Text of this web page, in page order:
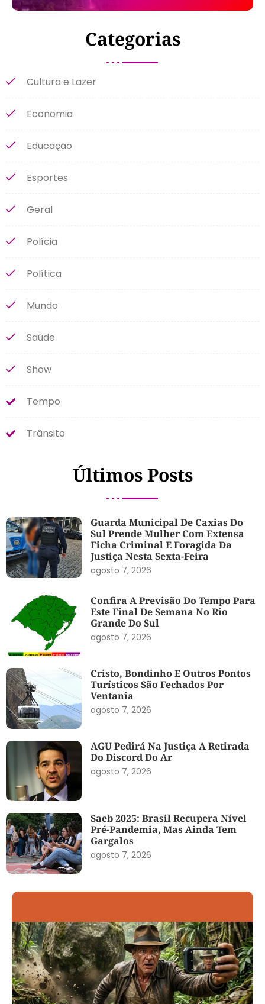
Categorias
Cultura e Lazer
Economia
Educação
Esportes
Geral
Polícia
Política
Mundo
Saúde
Show
Tempo
Trânsito
Últimos Posts
Guarda Municipal De Caxias Do
Sul Prende Mulher Com Extensa
Ficha Criminal E Foragida Da
Justiça Nesta Sexta-Feira
agosto 7, 2026
Confira A Previsão Do Tempo Para
Este Final De Semana No Rio
Grande Do Sul
agosto 7, 2026
Cristo, Bondinho E Outros Pontos
Turísticos São Fechados Por
Ventania
agosto 7, 2026
AGU Pedirá Na Justiça A Retirada
Do Discord Do Ar
agosto 7, 2026
Saeb 2025: Brasil Recupera Nível
Pré-Pandemia, Mas Ainda Tem
Gargalos
agosto 7, 2026